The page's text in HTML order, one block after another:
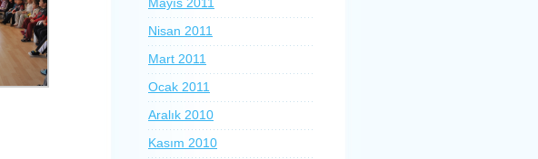
Nisan 2011
Mart 2011
Ocak 2011
Aralık 2010
Kasım 2010